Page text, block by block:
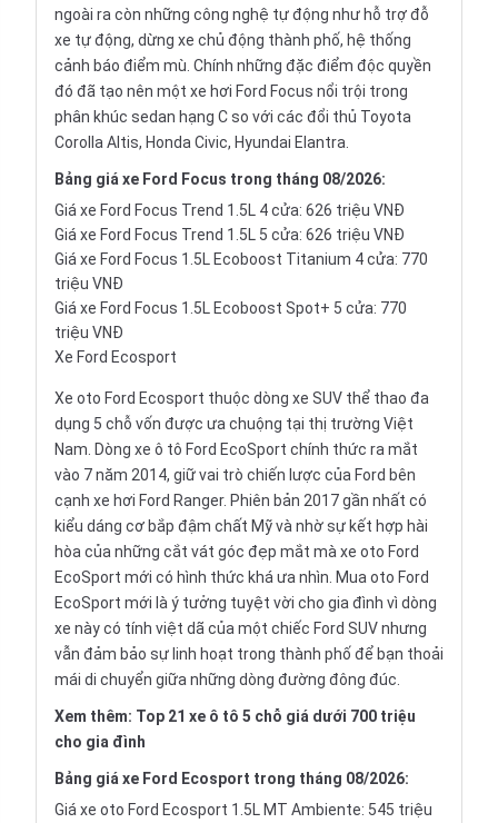
ngoài ra còn những công nghệ tự động như hỗ trợ đỗ
xe tự động, dừng xe chủ động thành phố, hệ thống
cảnh báo điểm mù. Chính những đặc điểm độc quyền
đó đã tạo nên một xe hơi Ford Focus nổi trội trong
phân khúc sedan hạng C so với các đổi thủ Toyota
Corolla Altis, Honda Civic, Hyundai Elantra.
Bảng giá xe Ford Focus trong tháng 08/2026:
Giá xe Ford Focus Trend 1.5L 4 cửa: 626 triệu VNĐ
Giá xe Ford Focus Trend 1.5L 5 cửa: 626 triệu VNĐ
Giá xe Ford Focus 1.5L Ecoboost Titanium 4 cửa: 770
triệu VNĐ
Giá xe Ford Focus 1.5L Ecoboost Spot+ 5 cửa: 770
triệu VNĐ
Xe Ford Ecosport
Xe oto Ford Ecosport thuộc dòng xe SUV thể thao đa
dụng 5 chỗ vốn được ưa chuộng tại thị trường Việt
Nam. Dòng xe ô tô Ford EcoSport chính thức ra mắt
vào 7 năm 2014, giữ vai trò chiến lược của Ford bên
cạnh xe hơi Ford Ranger. Phiên bản 2017 gần nhất có
kiểu dáng cơ bắp đậm chất Mỹ và nhờ sự kết hợp hài
hòa của những cắt vát góc đẹp mắt mà xe oto Ford
EcoSport mới có hình thức khá ưa nhìn. Mua oto Ford
EcoSport mới là ý tưởng tuyệt vời cho gia đình vì dòng
xe này có tính việt dã của một chiếc Ford SUVnhưng
vẫn đảm bảo sự linh hoạt trong thành phố để bạn thoải
mái di chuyển giữa những dòng đường đông đúc.
Xem thêm: Top 21 xe ô tô 5 chỗ giá dưới 700 triệu
cho gia đình
Bảng giá xe Ford Ecosport trong tháng 08/2026:
Giá xe oto Ford Ecosport 1.5L MT Ambiente: 545 triệu